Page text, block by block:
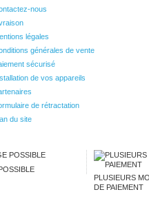
nous
légales
générales de vente
sécurisé
de vos appareils
de rétractation
du site
PLUSIEURS
DE PAIEMENT